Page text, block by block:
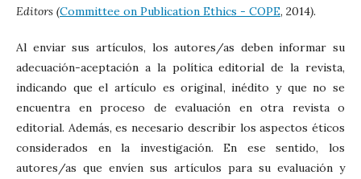
Editors (Committee on Publication Ethics - COPE, 2014).
Al enviar sus artículos, los autores/as deben informar su
adecuación-aceptación a la política editorial de la revista,
indicando que el artículo es original, inédito y que no se
encuentra en proceso de evaluación en otra revista o
editorial. Además, es necesario describir los aspectos éticos
considerados en la investigación. En ese sentido, los
autores/as que envíen sus artículos para su evaluación y